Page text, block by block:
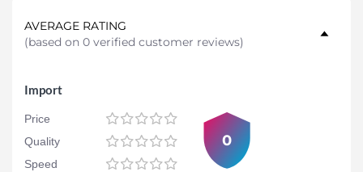
AVERAGE RATING
(based on 0 verified customer reviews)
Import
Price
Quality
Speed
0